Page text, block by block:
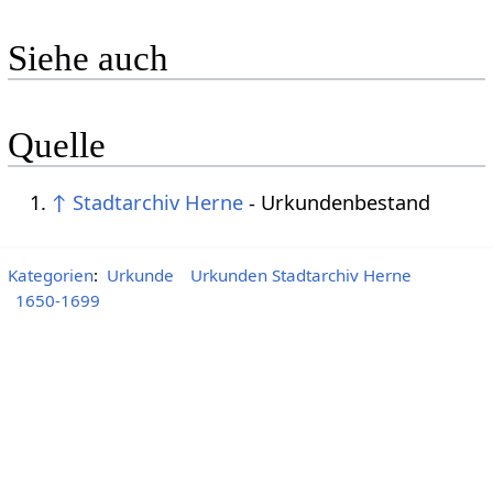
Siehe auch
Quelle
↑ Stadtarchiv Herne- Urkundenbestand
Kategorien: Urkunde
Urkunden Stadtarchiv Herne
1650-1699